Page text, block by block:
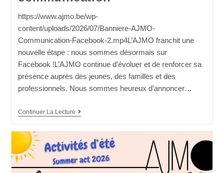
https://www.ajmo.be/wp-
content/uploads/2026/07/Banniere-AJMO-
Communication-Facebook-2.mp4L’AJMO franchit une
nouvelle étape : nous sommes désormais sur
Facebook !L’AJMO continue d’évoluer et de renforcer sa
présence auprès des jeunes, des familles et des
professionnels. Nous sommes heureux d’annoncer…
Continuer La Lecture